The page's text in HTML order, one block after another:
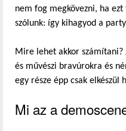
nem fog megkövezni, ha
szólunk: így kihagyod a
Mire lehet akkor számítani?
és művészi bravúrokra és
egy része épp csak elkészül
Mi az a